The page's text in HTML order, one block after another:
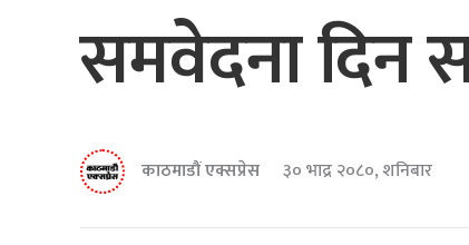
समवेदना दिन
काठमाडौं एक्सप्रेस ३० भाद्र २०८०, शनिबार